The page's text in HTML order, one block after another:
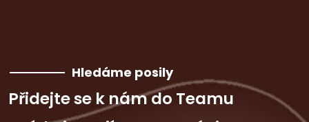
Hledáme posily
Přidejte se k nám do Teamu